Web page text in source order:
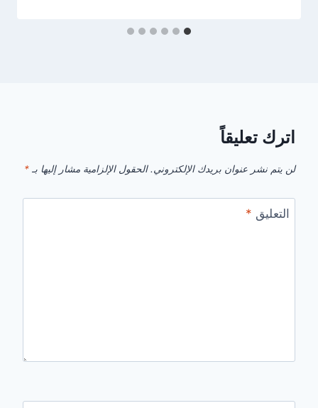
اترك تعليقاً
لن يتم نشر عنوان بريدك الإلكتروني. الحقول الإلزامية مشار إليها بـ *
التعليق *